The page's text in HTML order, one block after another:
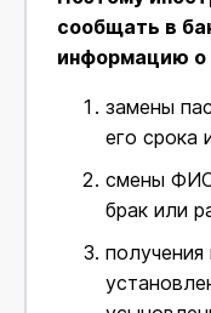
сообщать в
информацию о
замены
его срока
смены ФИО
брак или